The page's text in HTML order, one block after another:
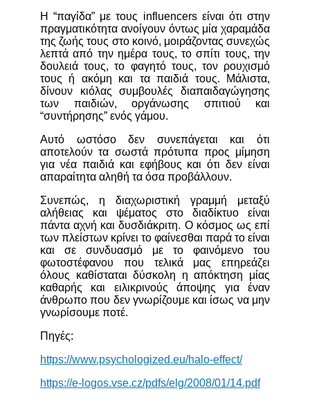
Η “παγίδα” με τους influencers είναι ότι στην
πραγματικότητα ανοίγουν όντως μία χαραμάδα
της ζωής τους στο κοινό, μοιράζοντας συνεχώς
λεπτά από την ημέρα τους, το σπίτι τους, την
δουλειά τους, το φαγητό τους, τον ρουχισμό
τους ή ακόμη και τα παιδιά τους. Μάλιστα,
δίνουν κιόλας συμβουλές διαπαιδαγώγησης
των παιδιών, οργάνωσης σπιτιού και
“συντήρησης” ενός γάμου.
Αυτό ωστόσο δεν συνεπάγεται και ότι
αποτελούν τα σωστά πρότυπα προς μίμηση
για νέα παιδιά και εφήβους και ότι δεν είναι
απαραίτητα αληθή τα όσα προβάλλουν.
Συνεπώς, η διαχωριστική γραμμή μεταξύ
αλήθειας και ψέματος στο διαδίκτυο είναι
πάντα αχνή και δυσδιάκριτη. Ο κόσμος ως επί
των πλείστων κρίνει το φαίνεσθαι παρά το είναι
και σε συνδυασμό με το φαινόμενο του
φωτοστέφανου που τελικά μας επηρεάζει
όλους καθίσταται δύσκολη η απόκτηση μίας
καθαρής και ειλικρινούς άποψης για έναν
άνθρωπο που δεν γνωρίζουμε και ίσως να μην
γνωρίσουμε ποτέ.
Πηγές:
https://www.psychologized.eu/halo-effect/
https://e-logos.vse.cz/pdfs/elg/2008/01/14.pdf